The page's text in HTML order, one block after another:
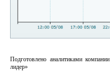
Подготовлено аналитиками компании
лидер»